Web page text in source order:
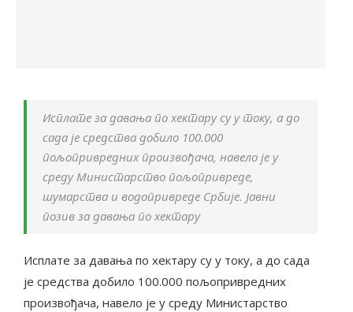
Исплате за давања по хектару су у току, а до
сада је средства добило 100.000
пољопривредних произвођача, навело је у
среду Министарство пољопривреде,
шумарства и водопривреде Србије. Јавни
позив за давања по хектару
Исплате за давања по хектару су у току, а до сада
је средства добило 100.000 пољопривредних
произвођача, навело је у среду Министарство